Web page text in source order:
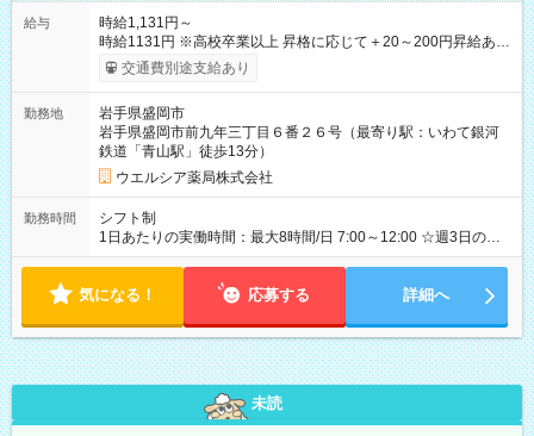
給与
時給1,131円～
時給1131円 ※高校卒業以上 昇格に応じて＋20～200円昇給あり
（大学生は＋20円まで） ※高校生は対象外 試用期間あり：入社
日から3ヶ月間／本採用と待遇は変わりません。 【試用期間】試
と同じです。
交通費別途支給あり
勤務地
岩手県盛岡市
岩手県盛岡市前九年三丁目６番２６号（最寄り駅：いわて銀河
鉄道「青山駅」徒歩13分）
ウエルシア薬局株式会社
勤務時間
シフト制
1日あたりの実働時間：最大8時間/日 7:00～12:00 ☆週3日の勤
務 7:00～15:00 ☆週2日の勤務
気になる！ 応募する 詳細へ
未読